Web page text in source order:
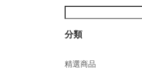
分類
精選商品